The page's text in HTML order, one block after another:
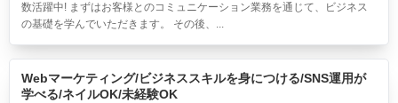
数活躍中! まずはお客様とのコミュニケーション業務を通じて、ビジネス
の基礎を学んでいただきます。 その後、...
Webマーケティング/ビジネススキルを身につける/SNS運用が
学べる/ネイルOK/未経験OK